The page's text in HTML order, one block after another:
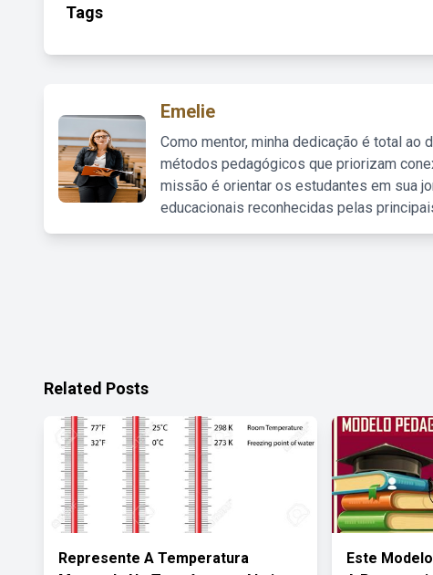
Tags
Emelie
Como mentor, minha dedicação é total
métodos pedagógicos que priorizam
missão é orientar os estudantes em sua
educacionais reconhecidas pelas
Related Posts
Represente A Temperatura
Este